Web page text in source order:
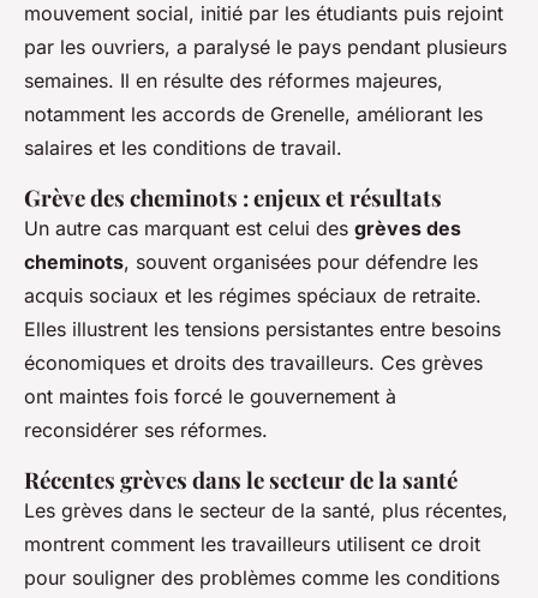
mouvement social, initié par les étudiants puis rejoint
par les ouvriers, a paralysé le pays pendant plusieurs
semaines. Il en résulte des réformes majeures,
notamment les accords de Grenelle, améliorant les
salaires et les conditions de travail.
Grève des cheminots : enjeux et résultats
Un autre cas marquant est celui des grèves des
cheminots, souvent organisées pour défendre les
acquis sociaux et les régimes spéciaux de retraite.
Elles illustrent les tensions persistantes entre besoins
économiques et droits des travailleurs. Ces grèves
ont maintes fois forcé le gouvernement à
reconsidérer ses réformes.
Récentes grèves dans le secteur de la santé
Les grèves dans le secteur de la santé, plus récentes,
montrent comment les travailleurs utilisent ce droit
pour souligner des problèmes comme les conditions